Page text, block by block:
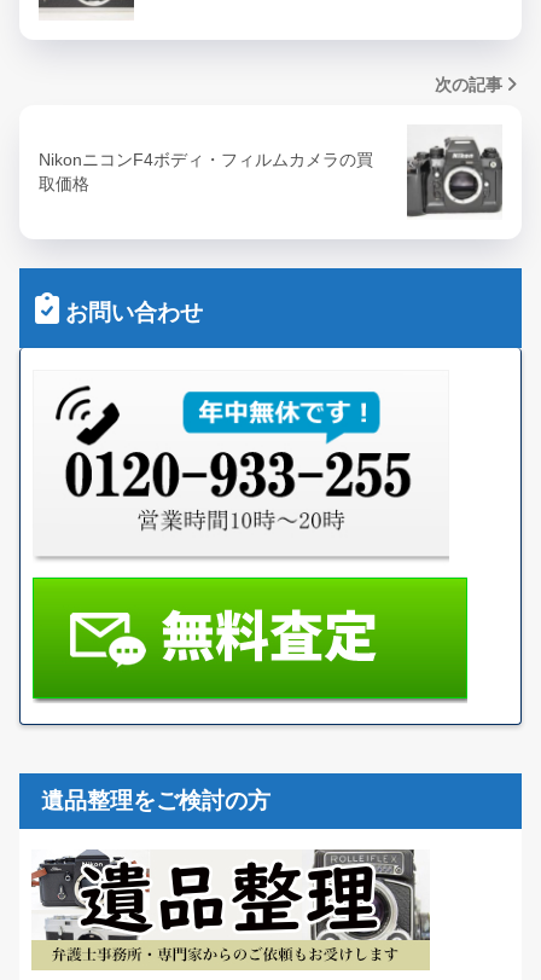
次の記事
NikonニコンF4ボディ・フィルムカメラの買
取価格
お問い合わせ
遺品整理をご検討の方